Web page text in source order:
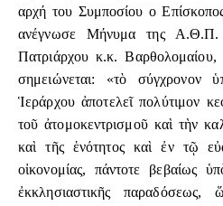
αρχή του Συμποσίου ο
ανέγνωσε Μήνυμα της Α.Θ.Π.
Πατριάρχου κ.κ.
σημειώνεται: «τὸ σύγχρονον
Ἱεράρχου ἀποτελεῖ πολύτιμον
τοῦ ἀτομοκεντρισμοῦ καὶ τὴν
καὶ τῆς ἑνότητος καὶ ἐν τῷ
οἰκονομίας, πάντοτε βεβαίως
ἐκκλησιαστικῆς παραδόσεως,